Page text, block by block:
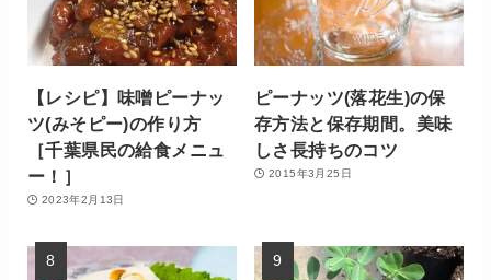
【レシピ】味噌ピーナッ
ツ(みそピー)の作り方
［千葉県民の給食メニュ
ー！］
2023年2月13日
ピーナッツ(落花生)の保
存方法と保存期間。美味
しさ長持ちのコツ
2015年3月25日